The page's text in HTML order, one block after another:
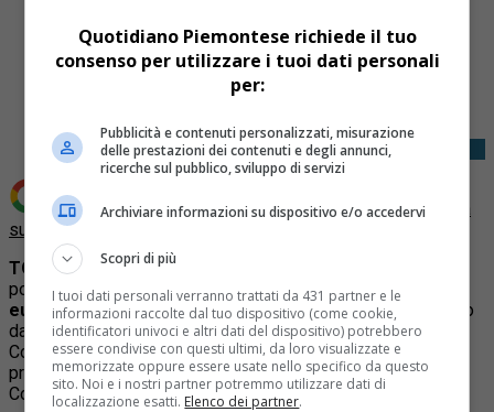
Share
Aggiungi Quotidiano Piemontese come Fonte preferita
su Google
TORINO– La rimodulazione dell’
porterà nelle casse comunali di Torino circa3,7 milioni di
euro di maggiori entrate nel 2026. Il dato è stato illustrato
dall’assessora al Bilancio Gabriella Nardelli nel corso della
Commissione I, riunitasi la scorsa settimana, e il
provvedimento è stato approvato nella seduta odierna del
Consiglio comunale in Sala Rossa.
Quotidiano Piemontese richiede il tuo
consenso per utilizzare i tuoi dati personali
per:
Pubblicità e contenuti personalizzati, misurazione
delle prestazioni dei contenuti e degli annunci,
ricerche sul pubblico, sviluppo di servizi
Archiviare informazioni su dispositivo e/o accedervi
Scopri di più
I tuoi dati personali verranno trattati da 431 partner e le
informazioni raccolte dal tuo dispositivo (come cookie,
identificatori univoci e altri dati del dispositivo) potrebbero
essere condivise con questi ultimi, da loro visualizzate e
memorizzate oppure essere usate nello specifico da questo
sito. Noi e i nostri partner potremmo utilizzare dati di
localizzazione esatti. Elenco dei partner.